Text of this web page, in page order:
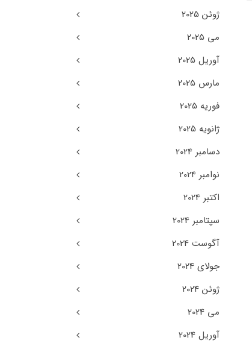
ژوئن 2025
می 2025
آوریل 2025
مارس 2025
فوریه 2025
ژانویه 2025
دسامبر 2024
نوامبر 2024
اکتبر 2024
سپتامبر 2024
آگوست 2024
جولای 2024
ژوئن 2024
می 2024
آوریل 2024